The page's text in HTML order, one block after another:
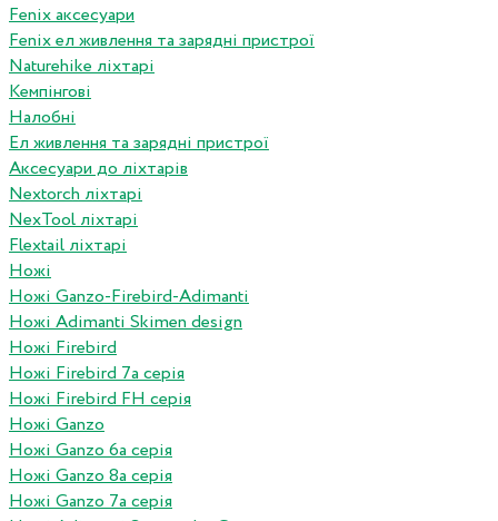
Fenix аксесуари
Fenix ел живлення та зарядні пристрої
Naturehike ліхтарі
Кемпінгові
Налобні
Ел живлення та зарядні пристрої
Аксесуари до ліхтарів
Nextorch ліхтарі
NexTool ліхтарі
Flextail ліхтарі
Ножі
Ножі Ganzo-Firebird-Adimanti
Ножі Adimanti Skimen design
Ножі Firebird
Ножі Firebird 7а серія
Ножі Firebird FH серія
Ножі Ganzo
Ножі Ganzo 6а серія
Ножі Ganzo 8а серія
Ножі Ganzo 7а серія